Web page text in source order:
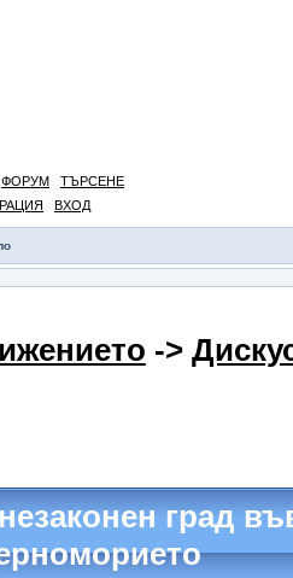
ФОРУМ
ТЪРСЕНЕ
ВХОД
->
град